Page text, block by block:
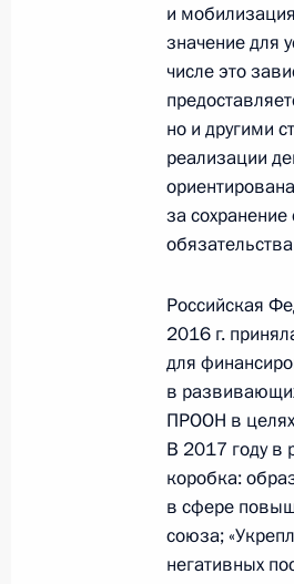
21 октября
Герман
21 октября 2017
17 октября
инновации»
17 октября 2017
11 октября
Заседание
11 октября 2017
и
значение для
числе это
но и другими
реализации
за
Российская
2016 г.
для
в
ПРООН в целях
В 2017 году в
коробка:
в сфере
союза;
негативных